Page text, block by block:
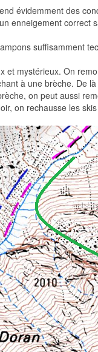
évidemment des
enneigement correct
suffisamment
et mystérieux. On
à une brèche. De
on peut aussi
on rechausse les